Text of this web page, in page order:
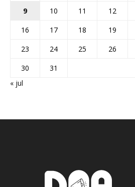
9
10 11 12
16
17 18 19
23
24 25 26
30
31
« jul